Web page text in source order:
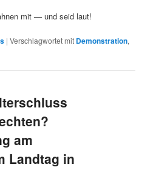
mit — und seid laut!
|Verschlagwortet mit Demonstration,
am
Landtag in